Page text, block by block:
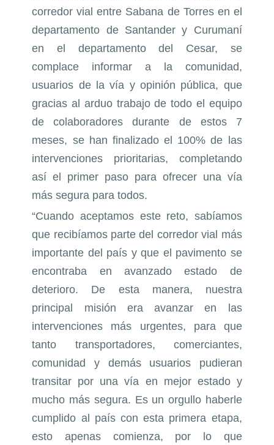
corredor vial entre Sabana de Torres en el
departamento de Santander y Curumaní
en el departamento del Cesar, se
complace informar a la comunidad,
usuarios de la vía y opinión pública, que
gracias al arduo trabajo de todo el equipo
de colaboradores durante de estos 7
meses, se han finalizado el 100% de las
intervenciones prioritarias, completando
así el primer paso para ofrecer una vía
más segura para todos.
“Cuando aceptamos este reto, sabíamos
que recibíamos parte del corredor vial más
importante del país y que el pavimento se
encontraba en avanzado estado de
deterioro. De esta manera, nuestra
principal misión era avanzar en las
intervenciones más urgentes, para que
tanto transportadores, comerciantes,
comunidad y demás usuarios pudieran
transitar por una vía en mejor estado y
mucho más segura. Es un orgullo haberle
cumplido al país con esta primera etapa,
esto apenas comienza, por lo que